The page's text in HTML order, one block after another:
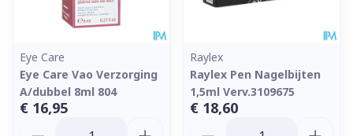
Eye Care
Eye Care Vao Verzorging
A/dubbel 8ml 804
€ 16,95
Raylex
Raylex Pen Nagelbijten
1,5ml Verv.3109675
€ 18,60